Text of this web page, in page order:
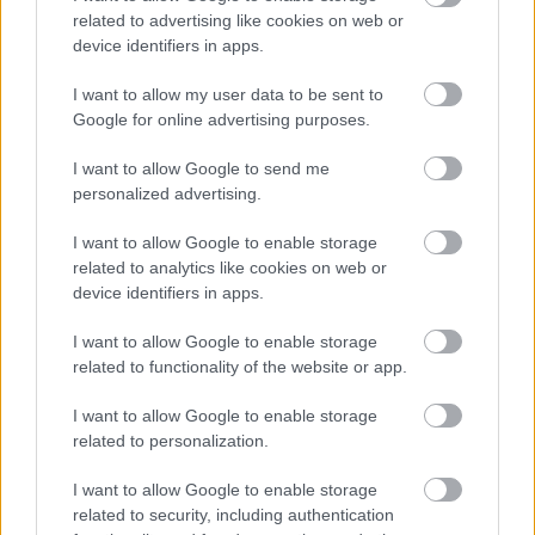
related to advertising like cookies on web or
device identifiers in apps.
I want to allow my user data to be sent to
Google for online advertising purposes.
I want to allow Google to send me
personalized advertising.
I want to allow Google to enable storage
related to analytics like cookies on web or
device identifiers in apps.
I want to allow Google to enable storage
related to functionality of the website or app.
I want to allow Google to enable storage
related to personalization.
I want to allow Google to enable storage
related to security, including authentication
körülbelül olyan, mintha abból kreálnánk központi
problémát, hogy a férfi a makkjával (ez a csikló
(ez a testen belüli területe a csiklónak) élvez el.
Akkor legmagasabb fokú a gyönyör, ha mindkét
válaszolva: nem, a nők egyszerűen "selejtesnek"
érzik magukat emiatt, titkolják, inkább megjátsszák,
hogy jó így nekik, s nem keresnek fel szakembert.
De valójában nem is erre lenne szükségük, hanem
tévhitektől mentes szexuális felvilágosításra és
Milyen módszerek vannak arra, hogy még
intenzívebb orgazmusa legyen egy nőnek?
Először is a gátlásoktól való felszabadulás, az
önfeledt öröm. Kísérletezés, nyitottság az újfajta
érintésekre, simogatásokra, a pénisz különböző